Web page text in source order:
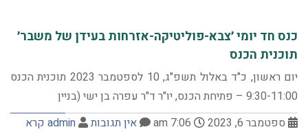
כנס חד יומי ׳צבא-פוליטיקה-אזרחות בעידן של משבר׳
תוכנית הכנס
יום ראשון, כ"ד באלול תשפ"ג, 10 לספטמבר 2023 תוכנית הכנס
9:30-11:00 – פתיחת הכנס, יו"ר ד"ר עפרה בן ישי (בניין
ספטמבר 6, 2023
אין תגובות admin קרא